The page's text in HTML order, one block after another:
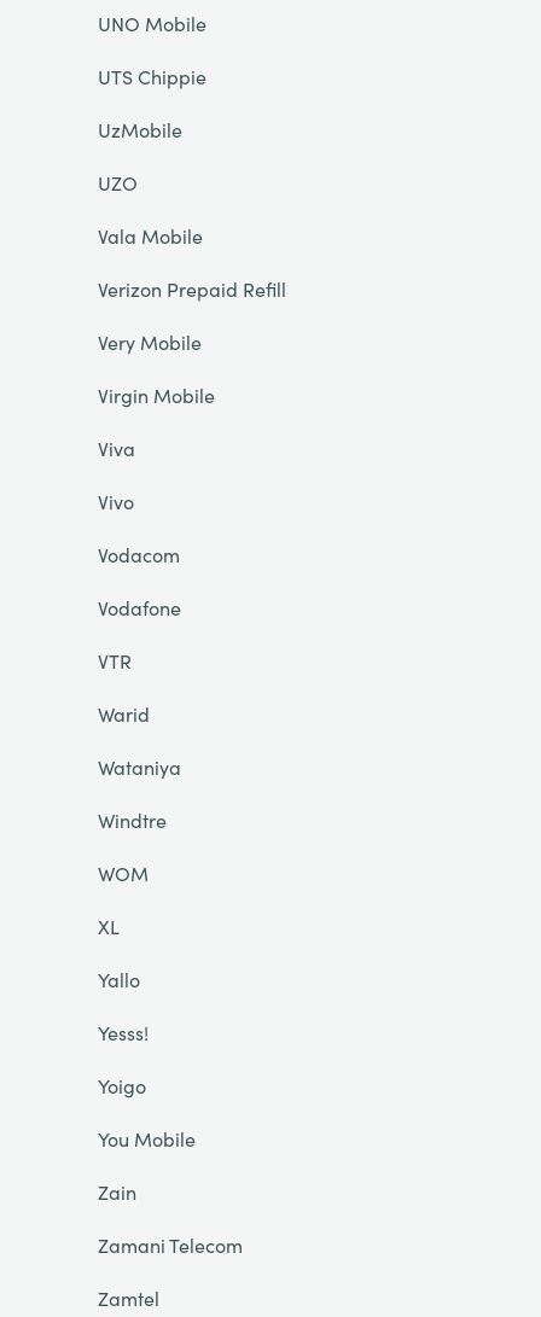
UNO Mobile
UTS Chippie
UzMobile
UZO
Vala Mobile
Verizon Prepaid Refill
Very Mobile
Virgin Mobile
Viva
Vivo
Vodacom
Vodafone
VTR
Warid
Wataniya
Windtre
WOM
XL
Yallo
Yesss!
Yoigo
You Mobile
Zain
Zamani Telecom
Zamtel